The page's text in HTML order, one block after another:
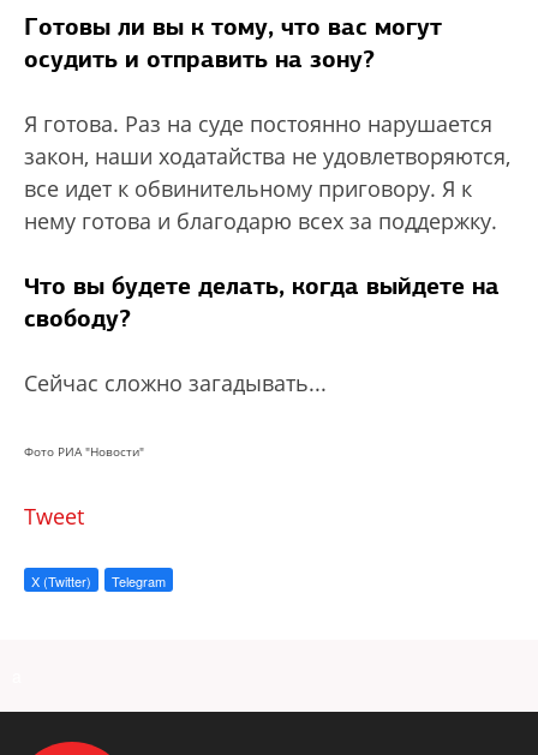
Готовы ли вы к тому, что вас могут
осудить и отправить на зону?
Я готова. Раз на суде постоянно нарушается
закон, наши ходатайства не удовлетворяются,
все идет к обвинительному приговору. Я к
нему готова и благодарю всех за поддержку.
Что вы будете делать, когда выйдете на
свободу?
Сейчас сложно загадывать...
Фото РИА "Новости"
Tweet
X (Twitter) Telegram